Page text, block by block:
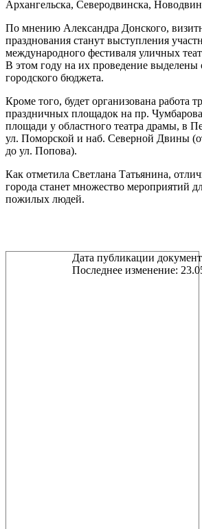
Архангельска, Северодвинска,
По мнению Александра Донского,
празднования станут выступления
международного фестиваля уличных
В этом году на их проведение выделены
городского бюджета.
Кроме того, будет организована работа
праздничных площадок на пр.
площади у областного театра драмы, в
ул. Поморской и наб. Северной Двины
до ул. Попова).
Как отметила Светлана Татьянина,
города станет множество мероприятий
пожилых людей.
Дата публикации
Последнее изменение: